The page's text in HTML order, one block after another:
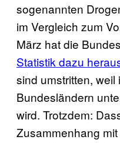
sogenannten
im Vergleich zum
März hat die
Statistik dazu
sind umstritten,
Bundesländern
wird. Trotzdem:
Zusammenhang